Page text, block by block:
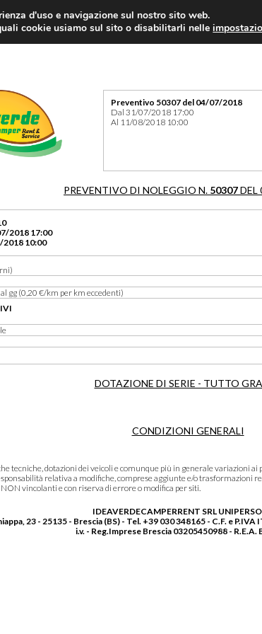
Preventivo 50307 del 04/07/2018
Dal 31/07/2018 17:00
Al 11/08/2018 10:00
PREVENTIVO DI NOLEGGIO N. 50307DEL
2018 17:00
2018 10:00
gg (0,20 €/km per km eccedenti)
DOTAZIONE DI SERIE - TUTTO
CONDIZIONI GENERALI
tecniche, dotazioni dei veicoli e comunque più in generale variazioni
relativa a modifiche, comprese aggiunte e/o trasformazioni
vincolanti e con riserva di errore o modifica per siti.
IDEAVERDECAMPERRENT SRL
23 - 25135 - Brescia (BS) - Tel. +39 030 348165 - C.F. e
i.v. - Reg.Imprese Brescia 03205450988 - R.E.A.
d'uso e navigazione sul nostro sito web.
cookie usiamo sul sito o disabilitarli nelle